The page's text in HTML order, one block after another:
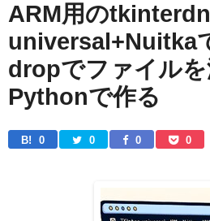
ARM用の
universal+Nuitka
dropでファイル
Pythonで作る
B! 0 0 0 0